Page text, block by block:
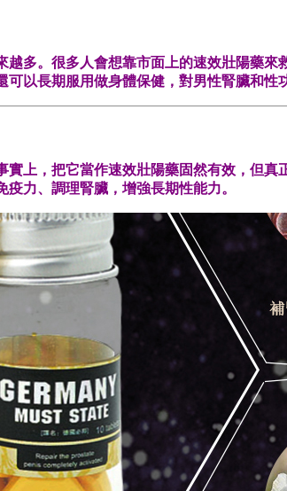
多。很多人會想靠市面上的速效壯陽藥
以長期服用做身體保健，對男性腎臟和性
實上，把它當作速效壯陽藥固然有效，但
力、調理腎臟，增強長期性能力。